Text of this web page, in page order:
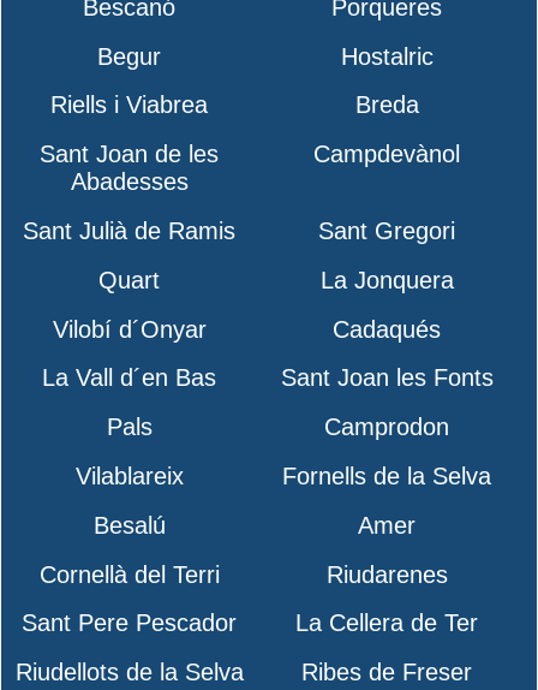
Bescanó
Porqueres
Begur
Hostalric
Riells i Viabrea
Breda
Sant Joan de les
Abadesses
Campdevànol
Sant Julià de Ramis
Sant Gregori
Quart
La Jonquera
Vilobí d´Onyar
Cadaqués
La Vall d´en Bas
Sant Joan les Fonts
Pals
Camprodon
Vilablareix
Fornells de la Selva
Besalú
Amer
Cornellà del Terri
Riudarenes
Sant Pere Pescador
La Cellera de Ter
Riudellots de la Selva
Ribes de Freser